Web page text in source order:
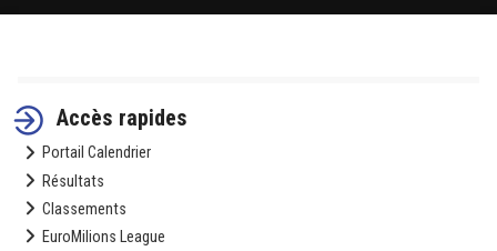
Accès rapides
Portail Calendrier
Résultats
Classements
EuroMilions League